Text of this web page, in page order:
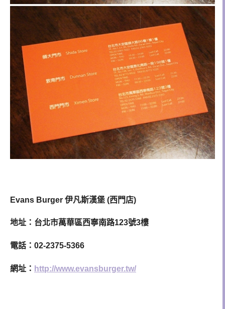
Evans Burger 伊凡斯漢堡 (西門店)
地址：台北市萬華區西寧南路123號3樓
電話：02-2375-5366
網址： http://www.evansburger.tw/